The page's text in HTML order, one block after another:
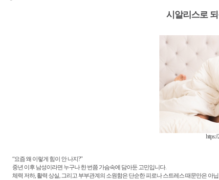
시알리스로
“요즘 왜 이렇게 힘이 안 나지?”
중년 이후 남성이라면 누구나 한 번쯤 가슴속에 담아둔 고민입니다.
체력 저하, 활력 상실, 그리고 부부관계의 소원함은 단순한 피로나 스트레스 때문만은 아